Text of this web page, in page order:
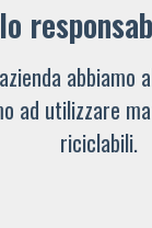
abbiamo
ad utilizzare
riciclabili.